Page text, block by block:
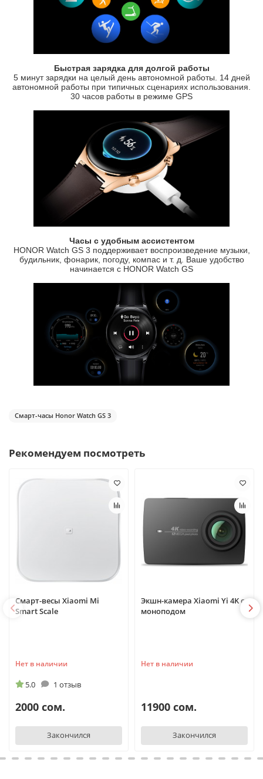
Быстрая зарядка для долгой работы
5 минут зарядки на целый день автономной работы. 14 дней
автономной работы при типичных сценариях использования.
30 часов работы в режиме GPS
Часы с удобным ассистентом
HONOR Watch GS 3 поддерживает воспроизведение музыки,
будильник, фонарик, погоду, компас и т. д. Ваше удобство
начинается с HONOR Watch GS
Смарт-часы Honor Watch GS 3
Рекомендуем посмотреть
Смарт-весы Xiaomi Mi
Smart Scale
Нет в наличии
5.0 1 отзыв
2000 сом.
Закончился
Экшн-камера Xiaomi Yi 4K с
моноподом
Нет в наличии
11900 сом.
Закончился